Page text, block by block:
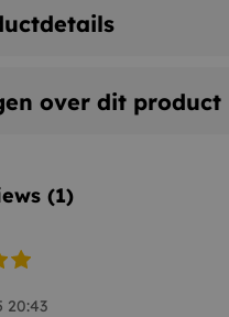
over dit product
(1)
20:43